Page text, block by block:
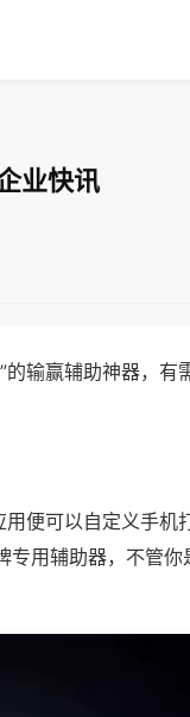
业快讯
输赢辅助神器，有
用便可以自定义手机
专用辅助器，不管你